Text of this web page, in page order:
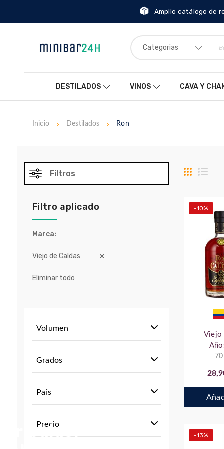
Amplio catálogo de
Categorias
DESTILADOS VINOS CAVA Y
Inicio Destilados Ron
Parrilla
-10%
Viejo
-13%
Filtros
Filtro aplicado
Marca
Viejo de Caldas
Eliminar todo
Volumen
Grados
País
Precio